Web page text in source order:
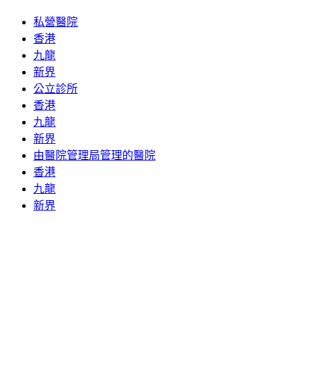
私營醫院
香港
九龍
新界
公立診所
香港
九龍
新界
由醫院管理局管理的醫院
香港
九龍
新界